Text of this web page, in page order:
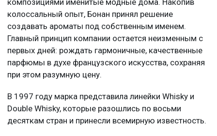
композициями именитые модные дома. Накопив
колоссальный опыт, Бонан принял решение
создавать ароматы под собственным именем.
Главный принцип компании остается неизменным с
первых дней: рождать гармоничные, качественные
парфюмы в духе французского искусства, сохраняя
при этом разумную цену.
В 1997 году марка представила линейки Whisky и
Double Whisky, которые разошлись по восьми
десяткам стран и принесли всемирную известность.